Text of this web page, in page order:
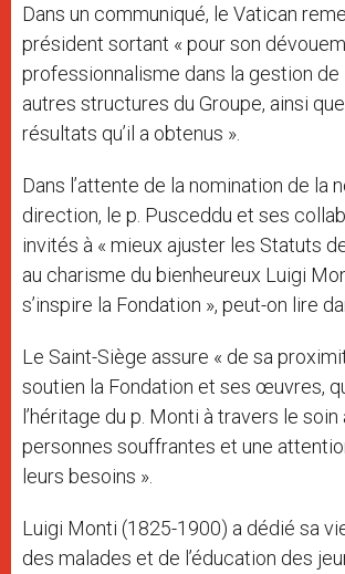
Dans un communiqué, le Vatican
président sortant « pour son
professionnalisme dans la gestion de
autres structures du Groupe, ainsi
résultats qu’il a obtenus ».
Dans l’attente de la nomination de la
direction, le p. Pusceddu et ses
invités à « mieux ajuster les Statuts
au charisme du bienheureux Luigi
s’inspire la Fondation », peut-on lire
Le Saint-Siège assure « de sa
soutien la Fondation et ses œuvres,
l’héritage du p. Monti à travers le
personnes souffrantes et une
leurs besoins ».
Luigi Monti (1825-1900) a dédié sa
des malades et de l’éducation des